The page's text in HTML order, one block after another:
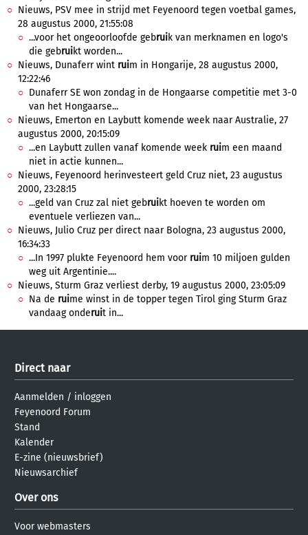
Nieuws, PSV mee in strijd met Feyenoord tegen voetbal games,
28 augustus 2000, 21:55:08
...voor het ongeoorloofde gebruik van merknamen en logo's
die gebruikt worden...
Nieuws, Dunaferr wint ruim in Hongarije, 28 augustus 2000,
12:22:46
Dunaferr SE won zondag in de Hongaarse competitie met 3-0
van het Hongaarse...
Nieuws, Emerton en Laybutt komende week naar Australie, 27
augustus 2000, 20:15:09
...en Laybutt zullen vanaf komende week ruim een maand
niet in actie kunnen...
Nieuws, Feyenoord herinvesteert geld Cruz niet, 23 augustus
2000, 23:28:15
...geld van Cruz zal niet gebruikt hoeven te worden om
eventuele verliezen van...
Nieuws, Julio Cruz per direct naar Bologna, 23 augustus 2000,
16:34:33
...In 1997 plukte Feyenoord hem voor ruim 10 miljoen gulden
weg uit Argentinie....
Nieuws, Sturm Graz verliest derby, 19 augustus 2000, 23:05:09
Na de ruime winst in de topper tegen Tirol ging Sturm Graz
vandaag onderuit in...
Direct naar
Aanmelden / inloggen
Feyenoord Forum
Stand
Kalender
E-zine (nieuwsbrief)
Nieuwsarchief
Over ons
Voor webmasters